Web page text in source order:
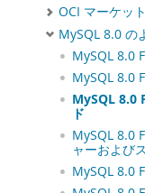
OCI マーケッ
MySQL 8.0 の
MySQL 8.0
MySQL 8.0
MySQL 8.0
ド
MySQL 8.0
ャーおよび
MySQL 8.0